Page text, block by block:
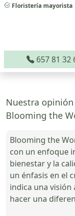
Floristería mayorista
657 81 32
Nuestra
Blooming the
Blooming the
con un enfoque
bienestar y la
un énfasis en el
indica una visión
hacer una